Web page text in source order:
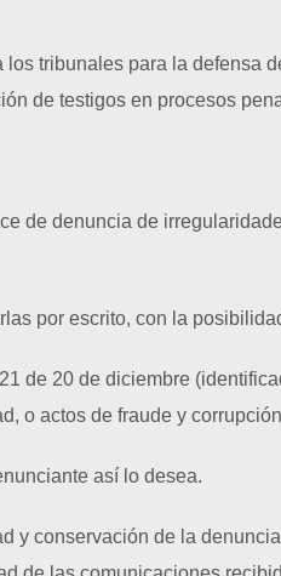
tribunales para la defensa
de testigos en procesos
de denuncia de
por escrito, con la
de 20 de diciembre
o actos de fraude y
así lo desea.
y conservación de la